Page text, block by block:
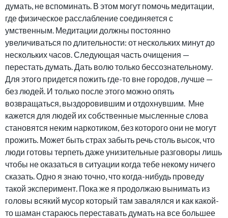
думать, не вспоминать. В этом могут помочь медитации,
где физическое расслабление соединяется с
умственным. Медитации должны постоянно
увеличиваться по длительности: от нескольких минут до
нескольких часов. Следующая часть очищения —
перестать думать. Дать волю только бессознательному.
Для этого придется пожить где-то вне городов, лучше —
без людей. И только после этого можно опять
возвращаться, выздоровившим и отдохнувшим. Мне
кажется для людей их собственные мысленные слова
становятся неким наркотиком, без которого они не могут
прожить. Может быть страх забыть речь столь высок, что
люди готовы терпеть даже унизительные разговоры лишь
чтобы не оказаться в ситуации когда тебе некому ничего
сказать. Одно я знаю точно, что когда-нибудь проведу
такой эксперимент. Пока же я продолжаю вынимать из
головы всякий мусор который там завалялся и как какой-
то шаман стараюсь переставать думать на все большее